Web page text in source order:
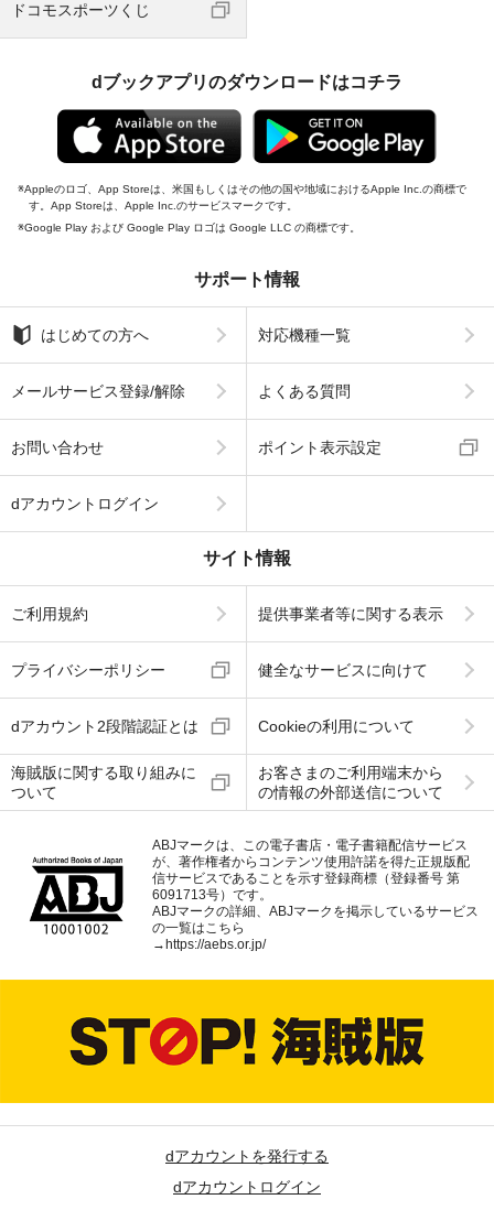
ドコモスポーツくじ
dブックアプリのダウンロードはコチラ
Appleのロゴ、App Storeは、米国もしくはその他の国や地域におけるApple Inc.の商標で
す。App Storeは、Apple Inc.のサービスマークです。
Google Play および Google Play ロゴは Google LLC の商標です。
サポート情報
はじめての方へ 対応機種一覧
メールサービス登録/解除 よくある質問
お問い合わせ ポイント表示設定
dアカウントログイン
サイト情報
ご利用規約 提供事業者等に関する表示
プライバシーポリシー 健全なサービスに向けて
dアカウント2段階認証とは Cookieの利用について
海賊版に関する取り組みに
ついて
お客さまのご利用端末から
の情報の外部送信について
ABJマークは、この電子書店・電子書籍配信サービス
が、著作権者からコンテンツ使用許諾を得た正規版配
信サービスであることを示す登録商標（登録番号 第
6091713号）です。
ABJマークの詳細、ABJマークを掲示しているサービス
の一覧はこちら
→ https://aebs.or.jp/
dアカウントを発行する
dアカウントログイン